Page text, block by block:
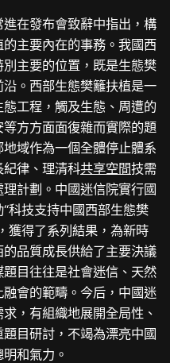
在發布會致辭中指出，構
主要內在的事務。我國西
主要的位置，既是生態樊
。西部生態樊籬扶植是一
工程，觸及生態、周遭的
方方面面復雜而實際的題
域作為一個全體停止體系
律、理清科共享空間技需
計劃。中國迷信院實行國
科技支持中國西部生態樊
獲得了系列結果，為新時
品質成長供給了主要決議
目往往是社會迷信、天然
會的範疇。今后，中國迷
，有組織地展開全局性、
目研討，不竭為漂亮中國
和氣力。